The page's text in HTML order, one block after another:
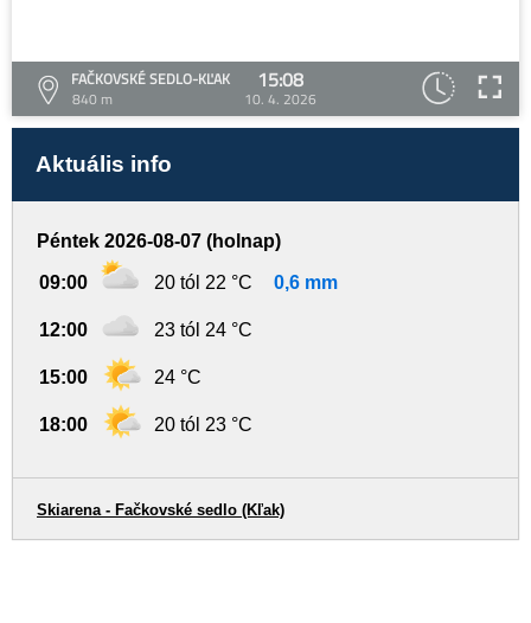
FAČKOVSKÉ SEDLO-KĽAK
840 m
15:08
10. 4. 2026
Aktuális info
Péntek 2026-08-07 (holnap)
09:00 20 tól 22 °C 0,6 mm
12:00 23 tól 24 °C
15:00 24 °C
18:00 20 tól 23 °C
Skiarena - Fačkovské sedlo (Kľak)